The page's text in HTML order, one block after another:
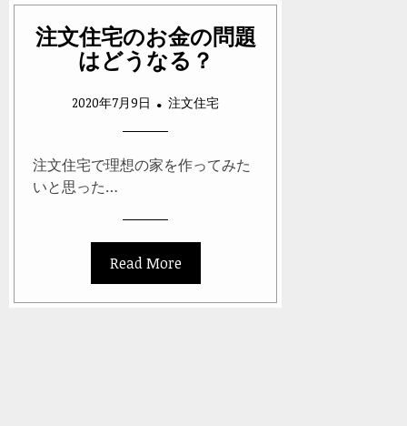
注文住宅のお金の問題
はどうなる？
2020年7月9日 注文住宅
注文住宅で理想の家を作ってみた
いと思った…
Read More